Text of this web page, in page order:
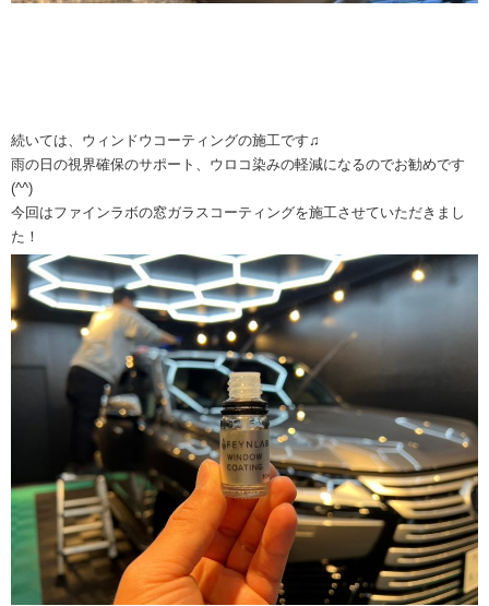
続いては、ウィンドウコーティングの施工です♫
雨の日の視界確保のサポート、ウロコ染みの軽減になるのでお勧めです
(^^)
今回はファインラボの窓ガラスコーティングを施工させていただきまし
た！